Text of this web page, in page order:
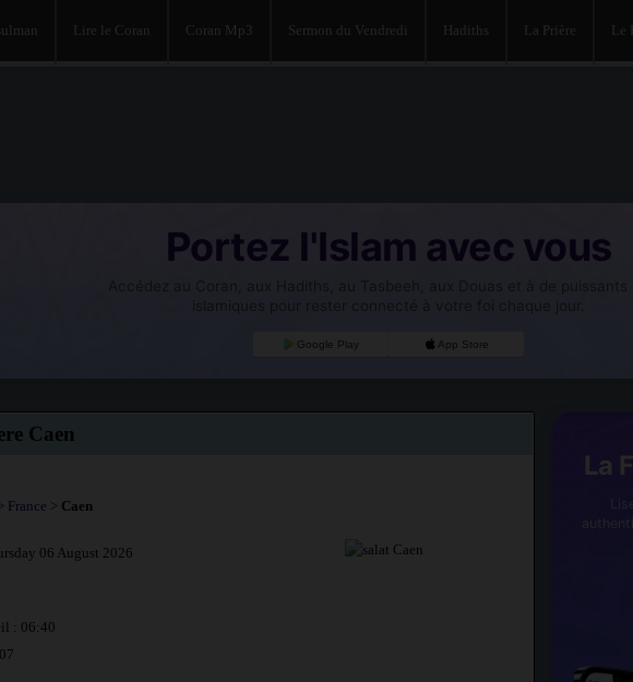
Lire le Coran Coran Mp3 Sermon du Vendredi Hadiths La Prière Le
Portez l'Islam avec vous
Accédez au Coran, aux Hadiths, au Tasbeeh, aux Douas et à de puissants
islamiques pour rester connecté à votre foi chaque jour.
Google Play App Store
Caen
> France > Caen
06 August 2026
: 06:40
La